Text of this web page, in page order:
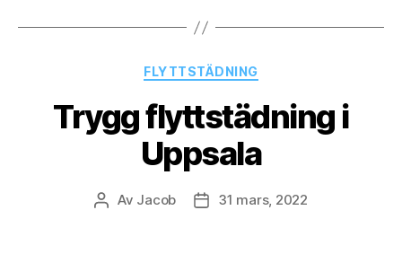
Kategorier
FLYTTSTÄDNING
Trygg flyttstädning i
Uppsala
Inläggsförfattare
Av Jacob Inläggsdatum
31 mars, 2022